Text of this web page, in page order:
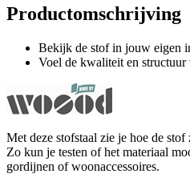
Productomschrijving
Bekijk de stof in jouw eigen
Voel de kwaliteit en
Met deze stofstaal zie je hoe de
Zo kun je testen of het materiaal
gordijnen of woonaccessoires.